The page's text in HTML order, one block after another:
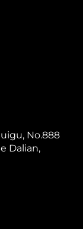
No.888
Dalian,